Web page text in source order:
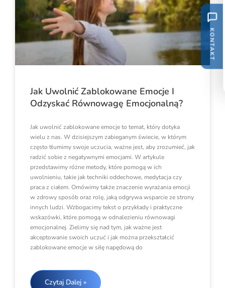
Jak Uwolnić Zablokowane Emocje I
Odzyskać Równowagę Emocjonalną?
Jak uwolnić zablokowane emocje to temat, który dotyka
wielu z nas. W dzisiejszym zabieganym świecie, w którym
często tłumimy swoje uczucia, ważne jest, aby zrozumieć, jak
radzić sobie z negatywnymi emocjami. W artykule
przedstawimy różne metody, które pomogą w ich
uwolnieniu, takie jak techniki oddechowe, medytacja czy
praca z ciałem. Omówimy także znaczenie wyrażania emocji
w zdrowy sposób oraz rolę, jaką odgrywa wsparcie ze strony
innych ludzi. Wzbogacimy tekst o przykłady i praktyczne
wskazówki, które pomogą w odnalezieniu równowagi
emocjonalnej. Zielimy się nad tym, jak ważne jest
akceptowanie swoich uczuć i jak można przekształcić
zablokowane emocje w siłę napędową do
Czytaj Dalej »
KONTAKT